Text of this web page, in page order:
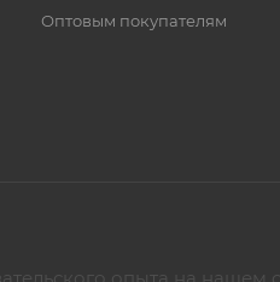
Оптовым покупателям